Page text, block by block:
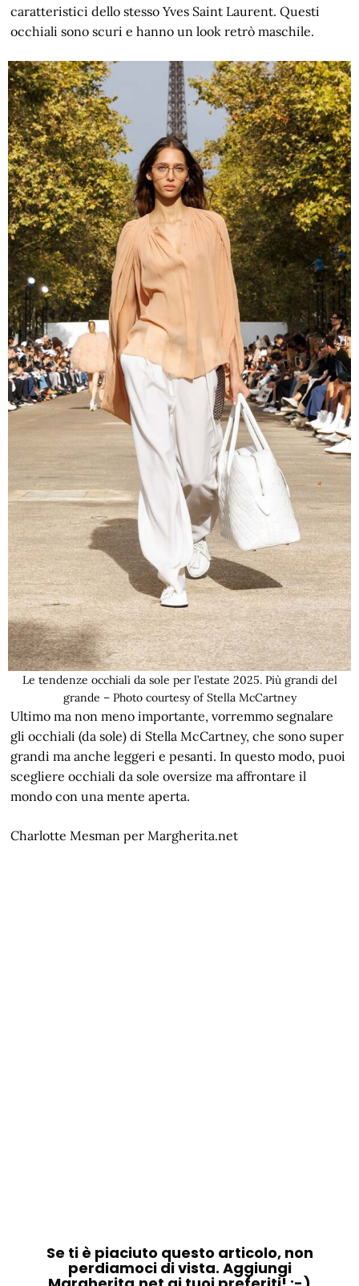
caratteristici dello stesso Yves Saint Laurent. Questi
occhiali sono scuri e hanno un look retrò maschile.
Le tendenze occhiali da sole per l’estate 2025. Più grandi del
grande – Photo courtesy of Stella McCartney
Ultimo ma non meno importante, vorremmo segnalare
gli occhiali (da sole) di Stella McCartney, che sono super
grandi ma anche leggeri e pesanti. In questo modo, puoi
scegliere occhiali da sole oversize ma affrontare il
mondo con una mente aperta.
Charlotte Mesman per Margherita.net
Se ti è piaciuto questo articolo, non
perdiamoci di vista. Aggiungi